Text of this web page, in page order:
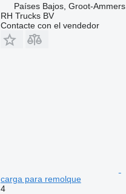
Países Bajos, Groot-Ammers
RH Trucks BV
Contacte con el vendedor
carga para remolque
4